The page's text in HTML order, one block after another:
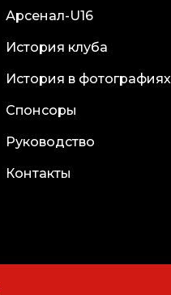
Арсенал-U16
История клуба
История в фотографиях
Спонсоры
Руководство
Контакты